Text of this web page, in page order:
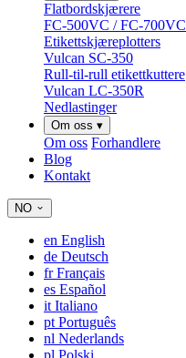
Flatbordskjærere
FC-500VC / FC-700VC
Etikettskjæreplotters
Vulcan SC-350
Rull-til-rull etikettkuttere
Vulcan LC-350R
Nedlastinger
Om oss ▾
Om oss Forhandlere
Blog
Kontakt
NO
en English
de Deutsch
frFrançais
es Español
it Italiano
pt Português
nl Nederlands
pl Polski